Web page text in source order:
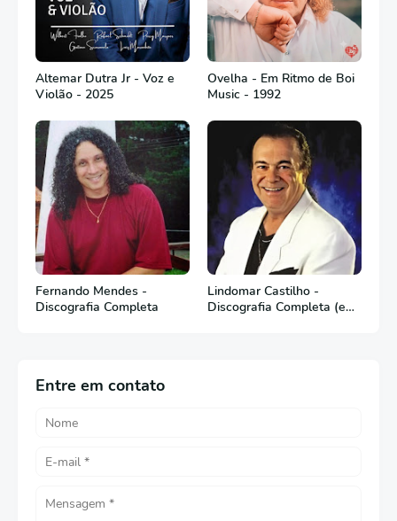
Altemar Dutra Jr - Voz e
Violão - 2025
Ovelha - Em Ritmo de Boi
Music - 1992
Fernando Mendes -
Discografia Completa
Lindomar Castilho -
Discografia Completa (em
Entre em contato